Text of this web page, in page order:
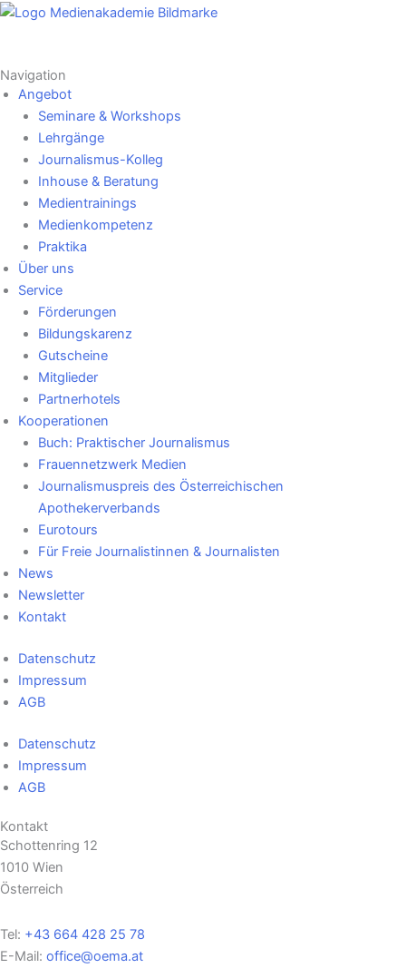
Navigation
Angebot
Seminare & Workshops
Lehrgänge
Journalismus-Kolleg
Inhouse & Beratung
Medientrainings
Medienkompetenz
Praktika
Über uns
Service
Förderungen
Bildungskarenz
Gutscheine
Mitglieder
Partnerhotels
Kooperationen
Buch: Praktischer Journalismus
Frauennetzwerk Medien
Journalismuspreis des Österreichischen
Apothekerverbands
Eurotours
Für Freie Journalistinnen & Journalisten
News
Newsletter
Kontakt
Datenschutz
Impressum
AGB
Datenschutz
Impressum
AGB
Kontakt
Schottenring 12
1010 Wien
Österreich
Tel: +43 664 428 25 78
E-Mail: office@oema.at